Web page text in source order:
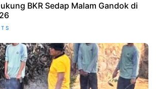
BKR Sedap Malam Gandok di
S